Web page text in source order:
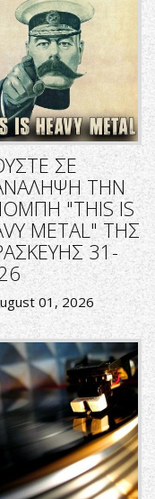
ΣΕ
ΤΗΝ
"THIS IS
METAL" ΤΗΣ
31-
01, 2026